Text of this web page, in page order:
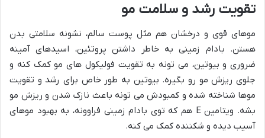
تقویت رشد و سلامت مو
موهای قوی و درخشان هم مثل پوست سالم، نشونه سلامتی بدن
هستن. بادام زمینی به خاطر داشتن پروتئین، اسیدهای آمینه
ضروری و بیوتین، می تونه به تقویت فولیکول های مو کمک کنه و
جلوی ریزش مو رو بگیره. بیوتین به طور خاص برای رشد و تقویت
موها شناخته شده و کمبودش می تونه باعث نازک شدن و ریزش مو
بشه. ویتامین E هم که توی بادام زمینی فراوونه، به بهبود موهای
آسیب دیده و شکننده کمک می کنه.